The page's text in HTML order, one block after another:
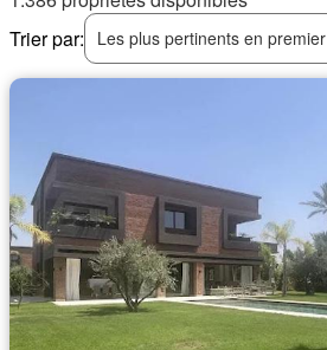
Trier par:
Les plus pertinents en premier